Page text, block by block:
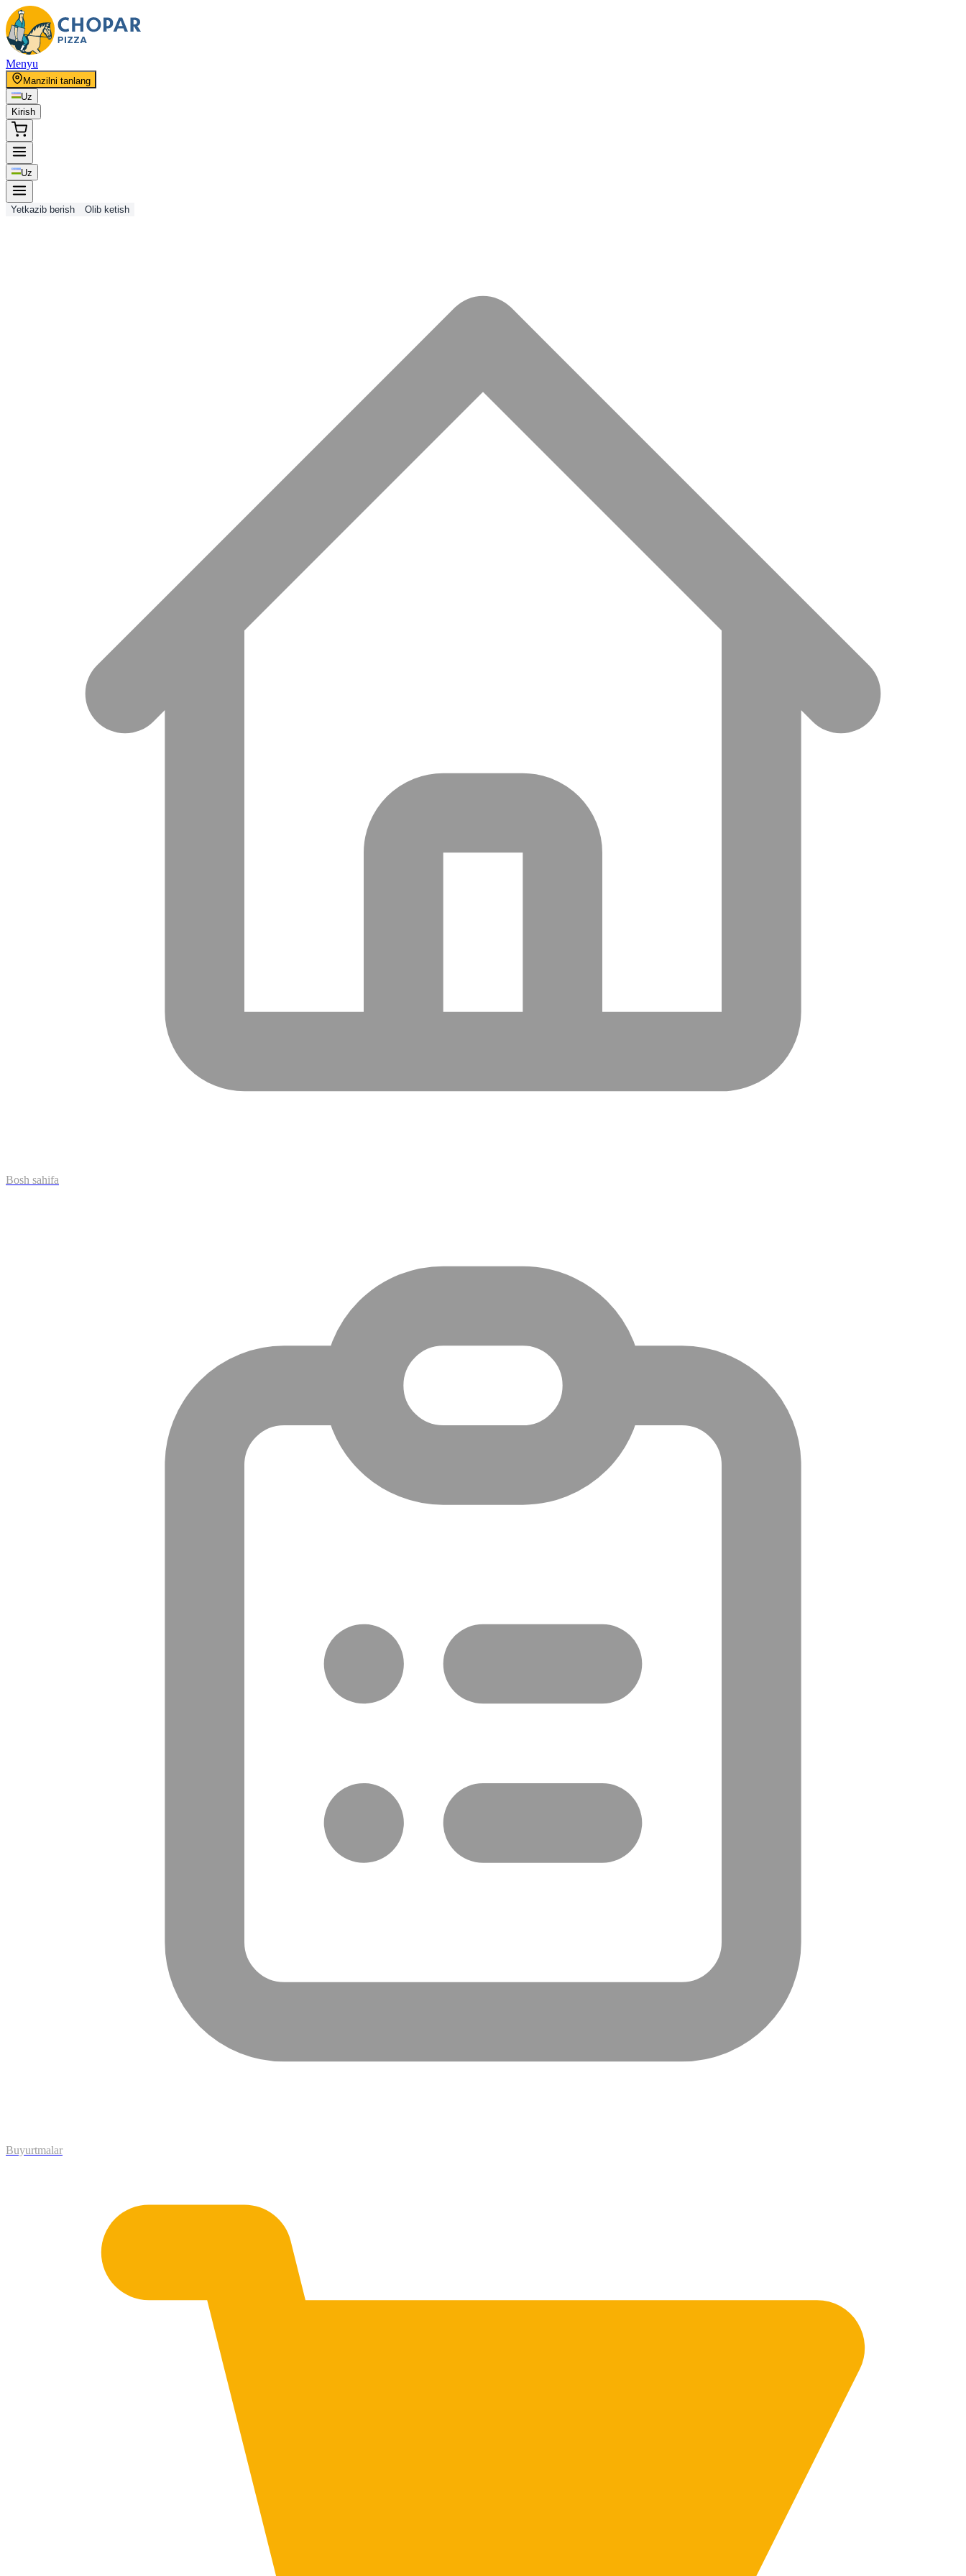
Menyu
Manzilni tanlang
Uz
Kirish
Uz
Yetkazib berish Olib ketish
Bosh sahifa
Buyurtmalar